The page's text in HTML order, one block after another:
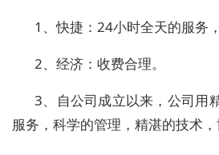
1、快捷：24小时全天的服务
2、经济：收费合理。
3、自公司成立以来，公司用
服务，科学的管理，精湛的技术，